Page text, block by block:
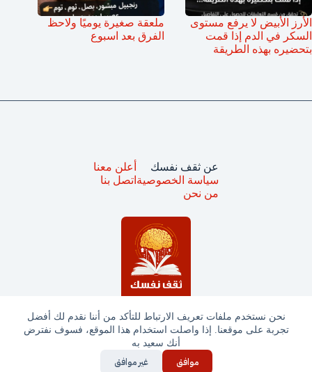
نحن نستخدم ملفات تعريف الارتباط للتأكد من أننا نقدم لك أفضل
تجربة على موقعنا. إذا واصلت استخدام هذا الموقع، فسوف نفترض
أنك سعيد به
موافق غير موافق
الأرز الأبيض لا يرفع مستوى
السكر في الدم إذا قمت
بتحضيره بهذه الطريقة
ملعقة صغيرة يوميًا ولاحظ
الفرق بعد اسبوع
جميع الحقوق محفوظة © ثقف نفسك 2025
عن ثقف نفسك
سياسة الخصوصية
من نحن
أعلن معنا
اتصل بنا